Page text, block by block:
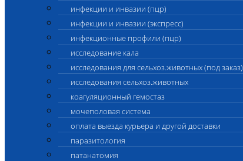
инфекции и инвазии (пцр)
инфекции и инвазии (экспресс)
инфекционные профили (пцр)
исследование кала
исследования для сельхоз.животных (под заказ)
исследования сельхоз.животных
коагуляционный гемостаз
мочеполовая система
оплата выезда курьера и другой доставки
паразитология
патанатомия